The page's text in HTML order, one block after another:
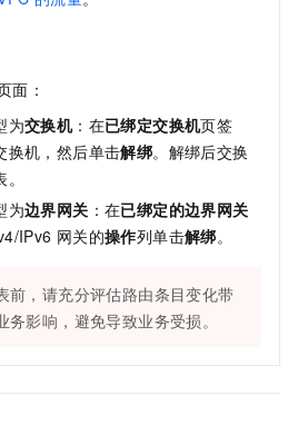
面：
为交换机：在已绑定交换机页签
换机，然后单击解绑。解绑后交换
为边界网关 ：在已绑定的边界网关
IPv6 网关的操作列单击解绑。
前，请充分评估路由条目变化带
务影响，避免导致业务受损。